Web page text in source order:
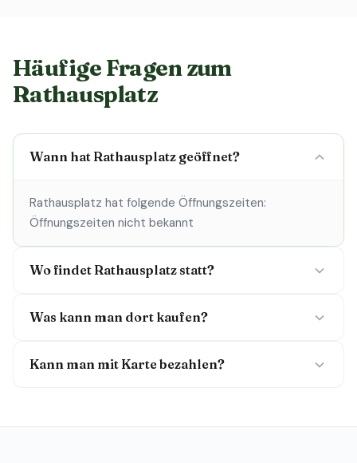
Häufige Fragen zum
Rathausplatz
Wann hat Rathausplatz geöffnet?
Rathausplatz hat folgende Öffnungszeiten:
Öffnungszeiten nicht bekannt
Wo findet Rathausplatz statt?
Was kann man dort kaufen?
Kann man mit Karte bezahlen?